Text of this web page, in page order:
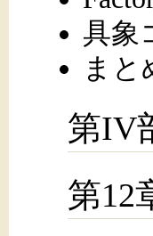
具象
まと
第IV
第